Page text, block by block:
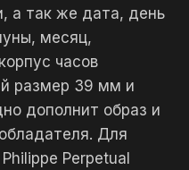
а так же дата, день
месяц,
часов
размер 39 мм и
дополнит образ и
Для
Perpetual